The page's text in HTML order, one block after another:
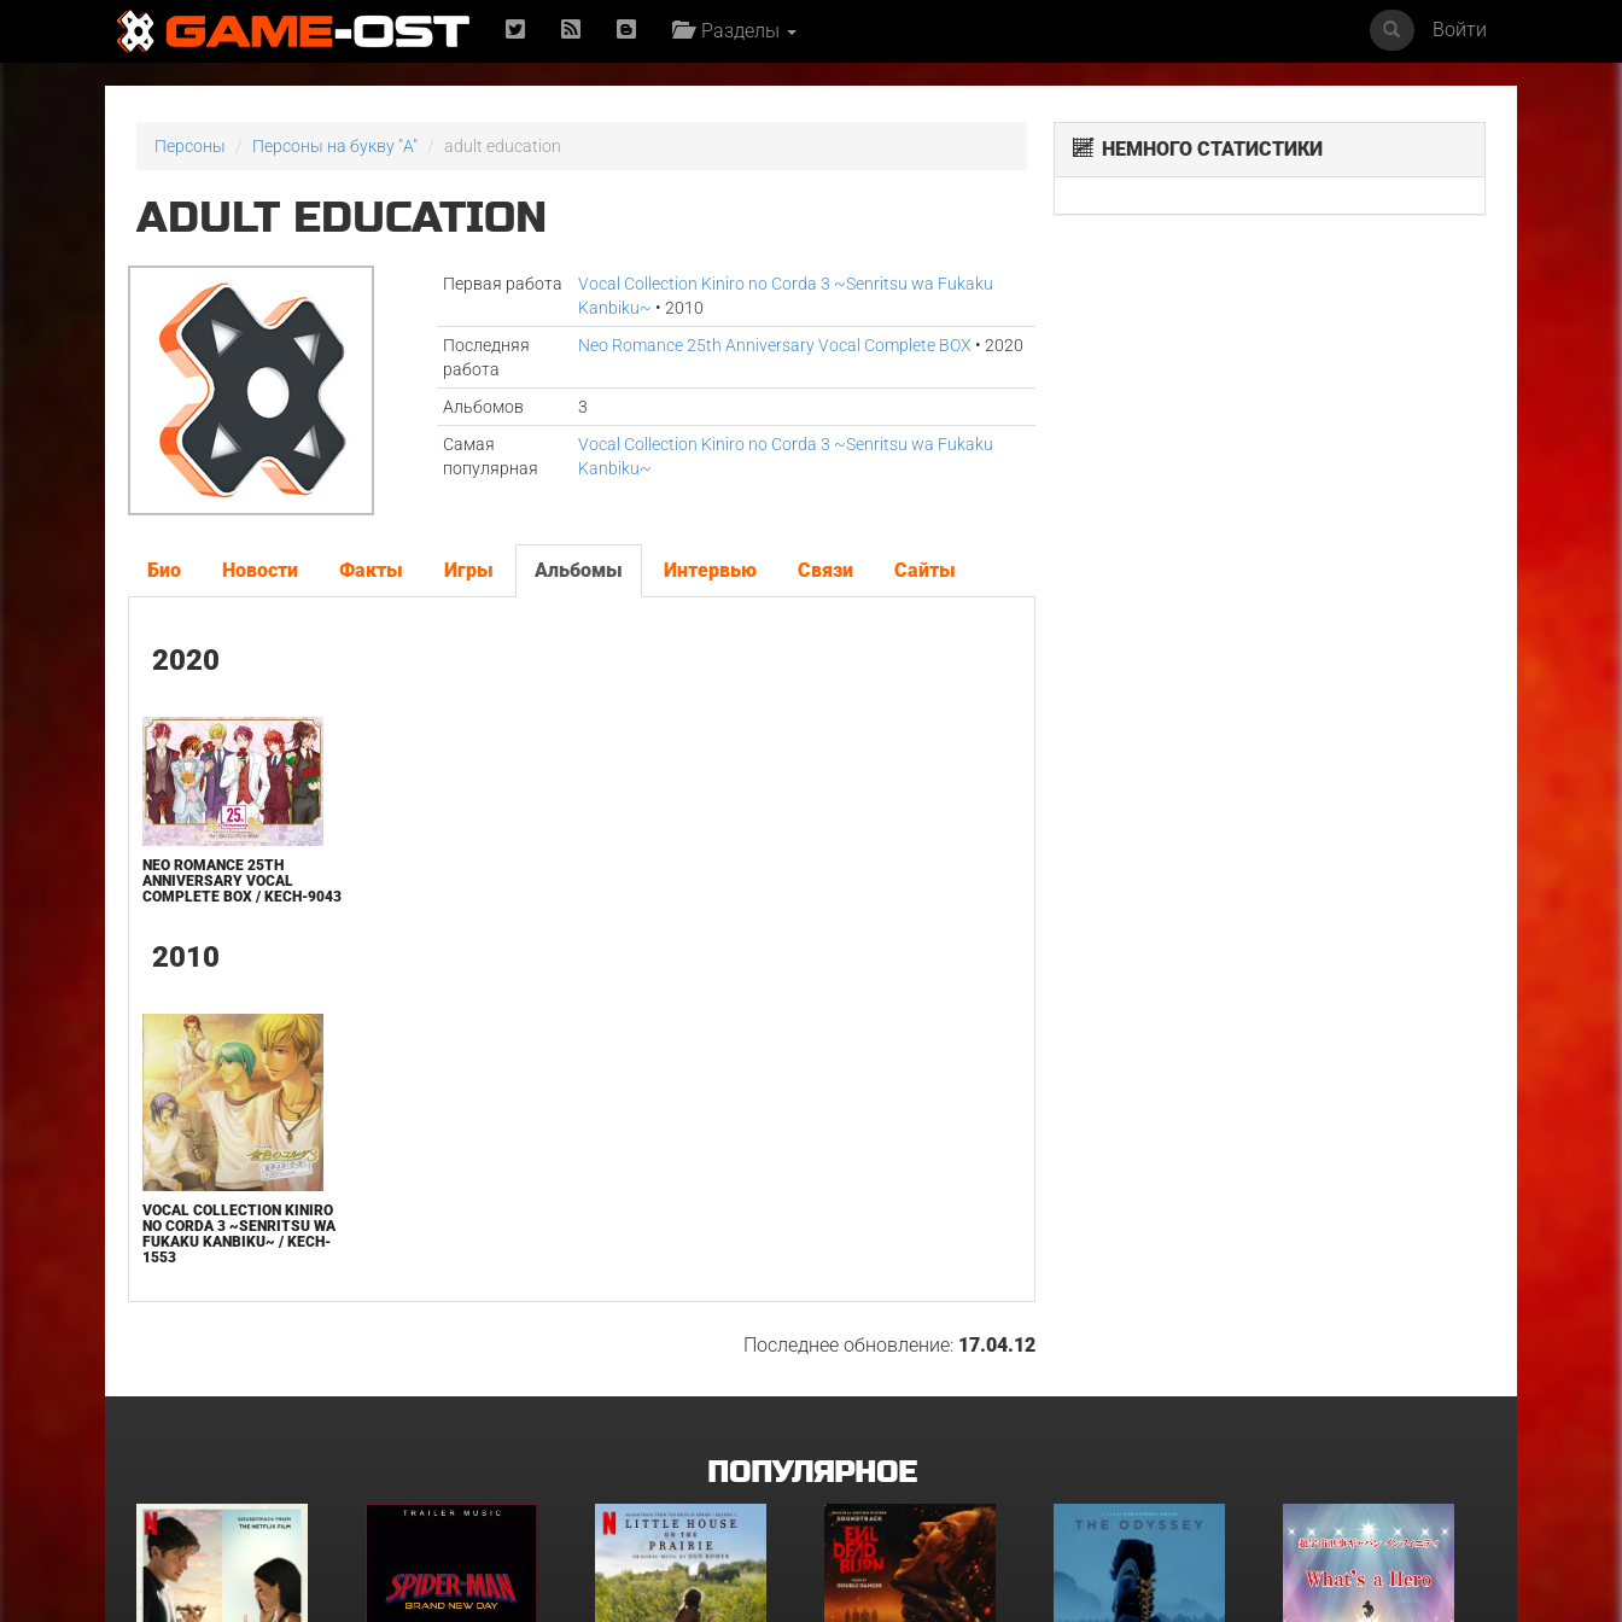
Разделы Войти
Персоны Персоны на букву "A" adult education
ADULT EDUCATION
Первая работа
Vocal Collection Kiniro no Corda 3 ~Senritsu wa Fukaku
Kanbiku~ • 2010
Последняя
работа
Neo Romance 25th Anniversary Vocal Complete BOX • 2020
Альбомов
3
Самая
популярная
Vocal Collection Kiniro no Corda 3 ~Senritsu wa Fukaku
Kanbiku~
Био Новости Факты Игры Альбомы Интервью Связи Сайты
2020
NEO ROMANCE 25TH
ANNIVERSARY VOCAL
COMPLETE BOX / KECH-9043
2010
VOCAL COLLECTION KINIRO
NO CORDA 3 ~SENRITSU WA
FUKAKU KANBIKU~ / KECH-
1553
Последнее обновление: 17.04.12
НЕМНОГО СТАТИСТИКИ
ПОПУЛЯРНОЕ